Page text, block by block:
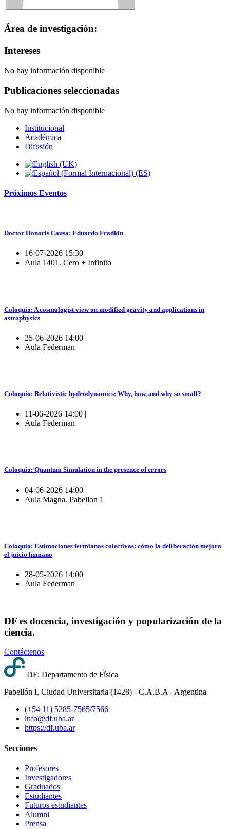
Área de investigación:
Intereses
No hay información disponible
Publicaciones seleccionadas
No hay información disponible
Institucional
Académica
Difusión
Próximos Eventos
Doctor Honoris Causa: Eduardo Fradkin
16-07-2026 15:30 |
Aula 1401. Cero + Infinito
Coloquio: A cosmologist view on modified gravity and applications in
astrophysics
25-06-2026 14:00 |
Aula Federman
Coloquio: Relativistic hydrodynamics: Why, how, and why so small?
11-06-2026 14:00 |
Aula Federman
Coloquio: Quantum Simulation in the presence of errors
04-06-2026 14:00 |
Aula Magna. Pabellon 1
Coloquio: Estimaciones fermianas colectivas: cómo la deliberación mejora
el juicio humano
28-05-2026 14:00 |
Aula Federman
DF es docencia, investigación y popularización de la
ciencia.
Contáctenos
DF: Departamento de Física
Pabellón I, Ciudad Universitaria (1428) - C.A.B.A - Argentina
(+54 11) 5285-7565/7566
info@df.uba.ar
https://df.uba.ar
Secciones
Profesores
Investigadores
Graduados
Estudiantes
Futuros estudiantes
Alumni
Prensa